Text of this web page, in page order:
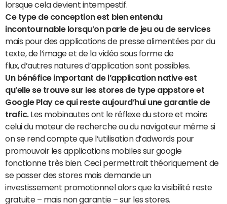
lorsque cela devient intempestif.
Ce type de conception est bien entendu
incontournable lorsqu’on parle de jeu ou de services
mais pour des applications de presse alimentées par du
texte, de l’image et de la vidéo sous forme de
flux, d’autres natures d’application sont possibles.
Un bénéfice important de l’application native est
qu’elle se trouve sur les stores de type appstore et
Google Play ce qui reste aujourd’hui une garantie de
trafic. Les mobinautes ont le réflexe du store et moins
celui du moteur de recherche ou du navigateur même si
on se rend compte que l’utilisation d’adwords pour
promouvoir les applications mobiles sur google
fonctionne très bien. Ceci permettrait théoriquement de
se passer des stores mais demande un
investissement promotionnel alors que la visibilité reste
gratuite – mais non garantie – sur les stores.